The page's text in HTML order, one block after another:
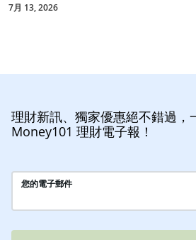
7月 13, 2026
理財新訊、獨家優惠絕不錯過，
Money101 理財電子報！